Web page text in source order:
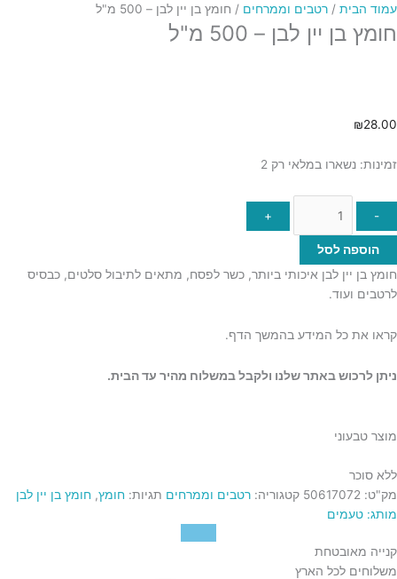
עמוד הבית / רטבים וממרחים / חומץ בן יין לבן – 500 מ"ל
חומץ בן יין לבן – 500 מ"ל
₪28.00
זמינות: נשארו במלאי רק 2
-
+
הוספה לסל
חומץ בן יין לבן איכותי ביותר, כשר לפסח, מתאים לתיבול סלטים, כבסיס
לרטבים ועוד.
קראו את כל המידע בהמשך הדף.
ניתן לרכוש באתר שלנו ולקבל במשלוח מהיר עד הבית.
מוצר טבעוני
ללא סוכר
מק"ט: 50617072 קטגוריה: רטבים וממרחים תגיות: חומץ, חומץ בן יין לבן
מותג: טעמים
קנייה מאובטחת
משלוחים לכל הארץ